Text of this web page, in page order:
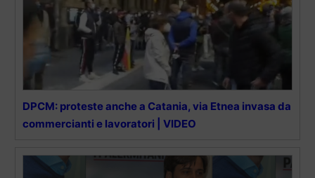
DPCM: proteste anche a Catania, via Etnea invasa da
commercianti e lavoratori | VIDEO